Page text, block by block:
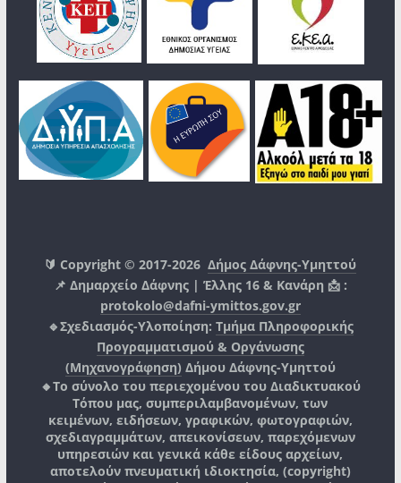
🔰 Copyright © 2017-2026Δήμος Δάφνης-Υμηττού
📌 Δημαρχείο Δάφνης | Έλλης 16 & Κανάρη 📩 :
protokolo@dafni-ymittos.gov.gr
🔹Σχεδιασμός-Υλοποίηση: Τμήμα Πληροφορικής
Προγραμματισμού & Οργάνωσης
(Μηχανογράφηση) Δήμου Δάφνης-Υμηττού
🔸Το σύνολο του περιεχομένου του Διαδικτυακού
Τόπου μας, συμπεριλαμβανομένων, των
κειμένων, ειδήσεων, γραφικών, φωτογραφιών,
σχεδιαγραμμάτων, απεικονίσεων, παρεχόμενων
υπηρεσιών και γενικά κάθε είδους αρχείων,
αποτελούν πνευματική ιδιοκτησία, (copyright)